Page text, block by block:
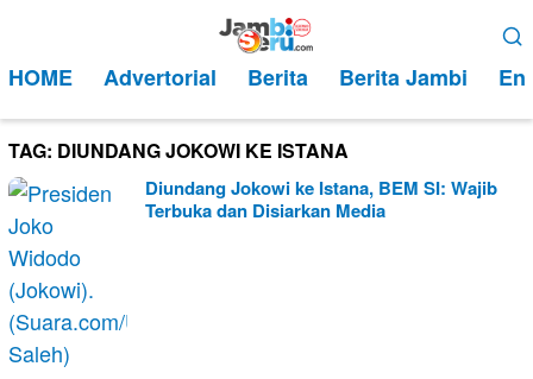
kontenMobile
HOME Advertorial Berita Berita Jambi
TAG: DIUNDANG JOKOWI KE ISTANA
Diundang Jokowi ke Istana, BEM SI: Wajib
Terbuka dan Disiarkan Media